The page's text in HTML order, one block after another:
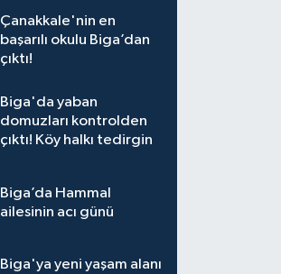
Çanakkale'nin en
başarılı okulu Biga’dan
çıktı!
Biga'da yaban
domuzları kontrolden
çıktı! Köy halkı tedirgin
Biga’da Hammal
ailesinin acı günü
Biga'ya yeni yaşam alanı